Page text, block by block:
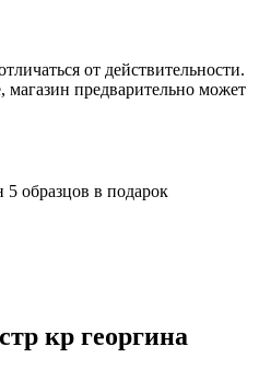
от действительности.
магазин предварительно может
5 образцов в подарок
кр георгина